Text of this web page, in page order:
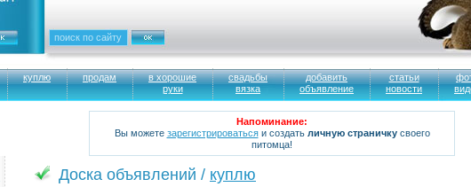
куплю продам
в хорошие
руки
свадьбы
вязка
добавить
объявление
статьи
новости
Напоминание:
Вы можете зарегистрироватьсяи создать личную страничкусвоего
питомца!
Доска объявлений / куплю